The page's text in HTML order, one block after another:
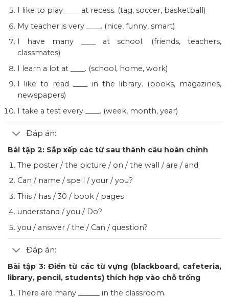
I like to play ____ at recess. (tag, soccer, basketball)
My teacher is very ____. (nice, funny, smart)
I have many ____ at school. (friends, teachers,
classmates)
I learn a lot at ____. (school, home, work)
I like to read ____ in the library. (books, magazines,
newspapers)
I take a test every ____. (week, month, year)
Đáp án:
Bài tập 2: Sắp xếp các từ sau thành câu hoàn chỉnh
The poster / the picture / on / the wall / are / and
Can / name / spell / your / you?
This / has / 30 / book / pages
understand / you / Do?
you / answer / the / Can / question?
Đáp án:
Bài tập 3: Điền từ các từ vựng (blackboard, cafeteria,
library, pencil, students) thích hợp vào chỗ trống
There are many ______ in the classroom.